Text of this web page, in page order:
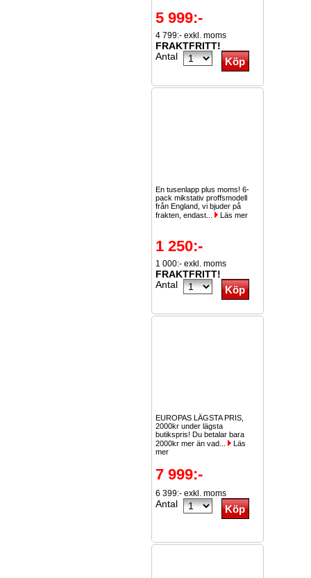
5 999:-
4 799:- exkl. moms
FRAKTFRITT!
Antal
En tusenlapp plus moms! 6-
pack mikstativ proffsmodell
från England, vi bjuder på
frakten, endast...
Läs mer
1 250:-
1 000:- exkl. moms
FRAKTFRITT!
Antal
EUROPAS LÄGSTA PRIS,
2000kr under lägsta
butikspris! Du betalar bara
2000kr mer än vad...
Läs
mer
7 999:-
6 399:- exkl. moms
Antal